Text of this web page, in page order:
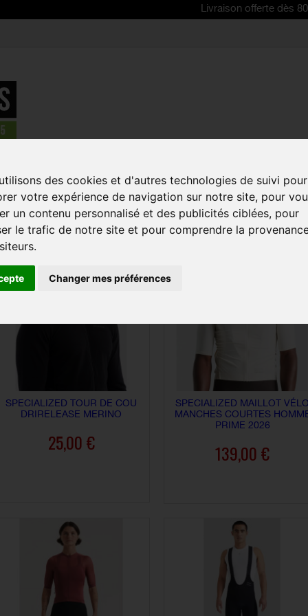
des cookies et d'autres technologies de suivi pour
votre expérience de navigation sur notre site, pour
un contenu personnalisé et des publicités ciblées, pour
le trafic de notre site et pour comprendre la
Changer mes préférences
Livraison offerte dès 80€ d'achat |
SPECIALIZED TOUR DE COU
DRIRELEASE MERINO
25,00 €
SPECIALIZED MAILLOT
MANCHES COURTES
PRIME 2026
139,00 €